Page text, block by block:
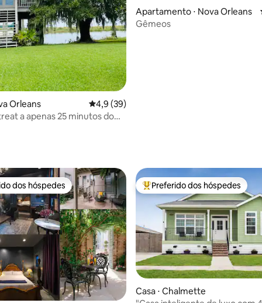
de 5, 31 avaliações
Orleans 4,9 de uma avaliação média de 5, 39
4,9 (39)
a apenas 25 minutos do
Apartamento ⋅ Nova Orleans
Gêmeos
preferidos dos hóspedes
dos hóspedes Entre os melhores preferidos
Preferido dos hóspedes
Casa ⋅ Chalmette